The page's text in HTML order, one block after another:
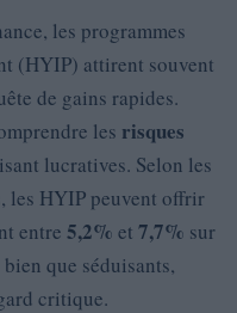
les programmes
(HYIP) attirent souvent
de gains rapides.
les risques
lucratives. Selon les
les HYIP peuvent offrir
entre 5,2% et 7,7% sur
que séduisants,
critique.